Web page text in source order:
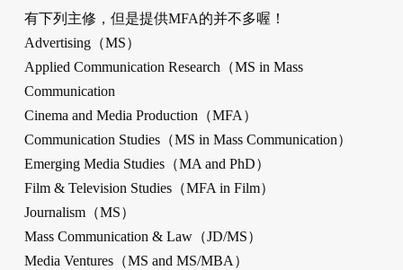
有下列主修，但是提供MFA的并不多喔！
Advertising（MS）
Applied Communication Research（MS in Mass
Communication
Cinema and Media Production（MFA）
Communication Studies（MS in Mass Communication）
Emerging Media Studies（MA and PhD）
Film & Television Studies（MFA in Film）
Journalism（MS）
Mass Communication & Law（JD/MS）
Media Ventures（MS and MS/MBA）